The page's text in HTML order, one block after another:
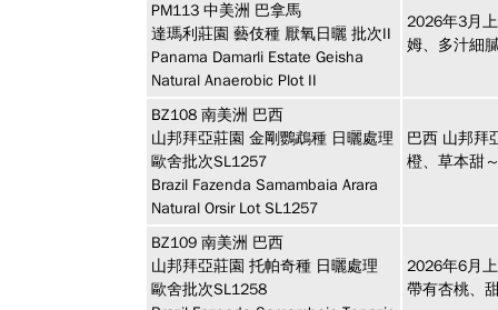
PM113 中美洲 巴拿馬
達瑪利莊園 藝伎種 厭氧日曬 批次II
Panama Damarli Estate Geisha
Natural Anaerobic Plot II
2026年3月
姆、多汁細
BZ108 南美洲 巴西
山邦拜亞莊園 金剛鸚鵡種 日曬處理
歐舍批次SL1257
Brazil Fazenda Samambaia Arara
Natural Orsir Lot SL1257
巴西 山邦拜
橙、草本甜
BZ109 南美洲 巴西
山邦拜亞莊園 托帕奇種 日曬處理
歐舍批次SL1258
2026年6月
帶有杏桃、